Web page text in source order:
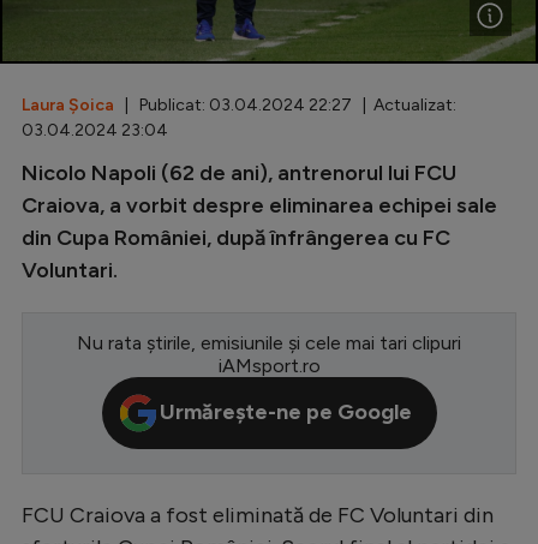
Diverse
Inedit
Clasamente
Champions League
CM 2026
Premier League
Serie A
Laura Șoica | Publicat: 03.04.2024 22:27 | Actualizat:
03.04.2024 23:04
Nicolo Napoli (62 de ani), antrenorul lui FCU
Craiova, a vorbit despre eliminarea echipei sale
din Cupa României, după înfrângerea cu FC
Voluntari.
Nu rata știrile, emisiunile și cele mai tari clipuri
iAMsport.ro
Urmărește-ne pe Google
FCU Craiova a fost eliminată de FC Voluntari din